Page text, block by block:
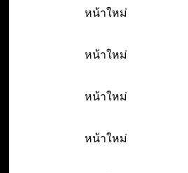
หน้าใหม่
หน้าใหม่
หน้าใหม่
หน้าใหม่